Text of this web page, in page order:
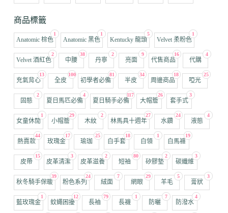
商品標籤
1
Anatomic 棕色
1
Anatomic 黑色
5
Kentucky 龍頭
1
Velvet 柔粉色
2
Velvet 酒紅色
38
中腰
2
丹寧
9
亮面
16
代售商品
4
代購
13
充氣背心
100
全皮
81
初學者必備
34
半皮
18
周邊商品
25
啞光
2
固態
4
夏日馬匹必備
117
夏日騎手必備
26
大帽簷
3
套手式
1
女童休閒
29
小帽簷
2
木紋
27
林馬具十週年
24
水鑽
4
液態
44
熱賣款
17
玫瑰金
25
瑜珈
18
白手套
1
白領
19
白馬褲
15
皮帶
3
皮革清潔
2
皮革滋養
80
短袖
2
矽膠墊
3
碳纖維
39
秋冬騎手保暖
24
粉色系列
7
絨面
29
網眼
5
羊毛
3
膏狀
1
藍玫瑰金
12
蚊蠅困擾
79
長袖
1
長襪
7
防曬
4
防潑水